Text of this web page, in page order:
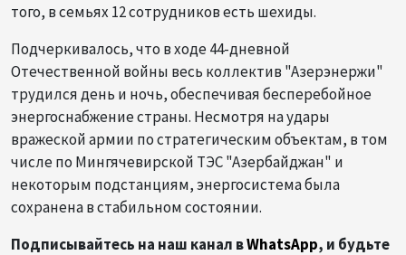
того, в семьях 12 сотрудников есть шехиды.
Подчеркивалось, что в ходе 44-дневной
Отечественной войны весь коллектив "Азерэнержи"
трудился день и ночь, обеспечивая бесперебойное
энергоснабжение страны. Несмотря на удары
вражеской армии по стратегическим объектам, в том
числе по Мингячевирской ТЭС "Азербайджан" и
некоторым подстанциям, энергосистема была
сохранена в стабильном состоянии.
Подписывайтесь на наш канал вWhatsApp, и будьте